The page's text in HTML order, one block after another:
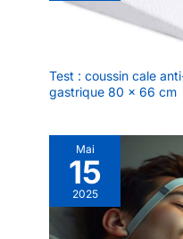
Test : coussin cale
gastrique 80 x 66 cm
Mai
15
2025